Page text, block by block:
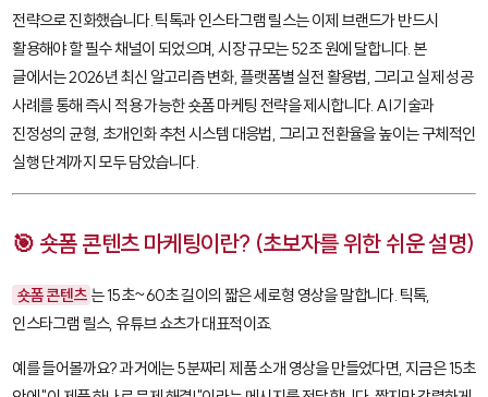
전략으로 진화했습니다. 틱톡과 인스타그램 릴스는 이제 브랜드가 반드시
활용해야 할 필수 채널이 되었으며, 시장 규모는 52조 원에 달합니다. 본
글에서는 2026년 최신 알고리즘 변화, 플랫폼별 실전 활용법, 그리고 실제 성공
사례를 통해 즉시 적용 가능한 숏폼 마케팅 전략을 제시합니다. AI 기술과
진정성의 균형, 초개인화 추천 시스템 대응법, 그리고 전환율을 높이는 구체적인
실행 단계까지 모두 담았습니다.
🎯 숏폼 콘텐츠 마케팅이란? (초보자를 위한 쉬운 설명)
숏폼 콘텐츠 는 15초~60초 길이의 짧은 세로형 영상을 말합니다. 틱톡,
인스타그램 릴스, 유튜브 쇼츠가 대표적이죠.
예를 들어볼까요? 과거에는 5분짜리 제품 소개 영상을 만들었다면, 지금은 15초